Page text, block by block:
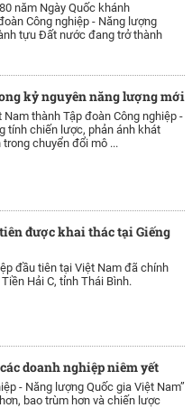
năm Ngày Quốc khánh
Công nghiệp - Năng lượng
tựu Đất nước đang trở thành
kỷ nguyên năng lượng mới
thành Tập đoàn Công nghiệp -
tính chiến lược, phản ánh khát
chuyển đổi mô ...
được khai thác tại Giếng
đầu tiên tại Việt Nam đã chính
Hải C, tỉnh Thái Bình.
doanh nghiệp niêm yết
- Năng lượng Quốc gia Việt Nam”
bao trùm hơn và chiến lược